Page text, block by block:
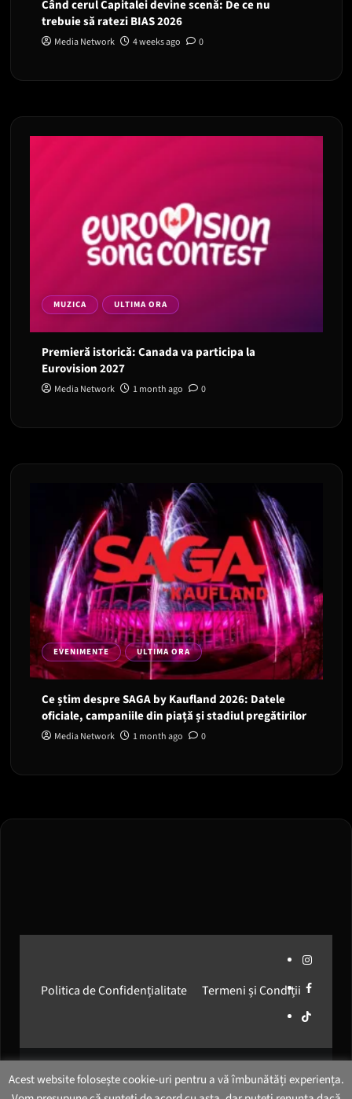
Când cerul Capitalei devine scenă: De ce nu
trebuie să ratezi BIAS 2026
Media Network 4 weeks ago 0
MUZICA ULTIMA ORA
Premieră istorică: Canada va participa la
Eurovision 2027
Media Network 1 month ago 0
EVENIMENTE ULTIMA ORA
Ce știm despre SAGA by Kaufland 2026: Datele
oficiale, campaniile din piață și stadiul pregătirilor
Media Network 1 month ago 0
Politica de Confidențialitate Termeni și Condiții
Instagram
Facebook
Media
© 2026 Media Network Romania . All rights reserved.
Acest website folosește cookie-uri pentru a vă îmbunătăți experiența.